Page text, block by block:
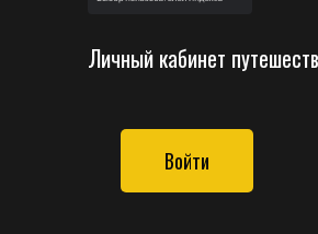
Личный кабинет
Войти